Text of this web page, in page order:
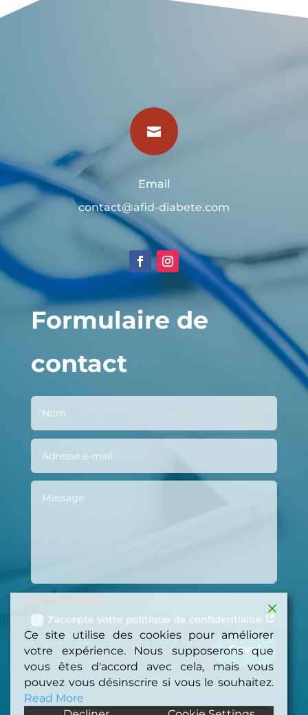

Email
contact@afid-diabete.com
Formulaire de
contact
Confidentialité
J'accepte votre politique de confidentialité
Envoi
Ce site utilise des cookies pour améliorer
votre expérience. Nous supposerons que
vous êtes d'accord avec cela, mais vous
pouvez vous désinscrire si vous le souhaitez.
Read More